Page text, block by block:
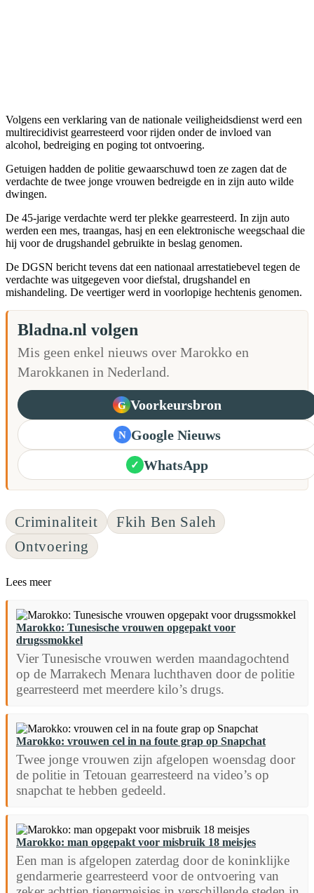
Volgens een verklaring van de nationale veiligheidsdienst werd een
multirecidivist gearresteerd voor rijden onder de invloed van
alcohol, bedreiging en poging tot ontvoering.
Getuigen hadden de politie gewaarschuwd toen ze zagen dat de
verdachte de twee jonge vrouwen bedreigde en in zijn auto wilde
dwingen.
De 45-jarige verdachte werd ter plekke gearresteerd. In zijn auto
werden een mes, traangas, hasj en een elektronische weegschaal die
hij voor de drugshandel gebruikte in beslag genomen.
De DGSN bericht tevens dat een nationaal arrestatiebevel tegen de
verdachte was uitgegeven voor diefstal, drugshandel en
mishandeling. De veertiger werd in voorlopige hechtenis genomen.
Bladna.nl volgen
Mis geen enkel nieuws over Marokko en
Marokkanen in Nederland.
G Voorkeursbron
N Google Nieuws
✓ WhatsApp
Criminaliteit
Fkih Ben Saleh
Ontvoering
Lees meer
Marokko: Tunesische vrouwen opgepakt voor
drugssmokkel
Vier Tunesische vrouwen werden maandagochtend
op de Marrakech Menara luchthaven door de politie
gearresteerd met meerdere kilo’s drugs.
Marokko: vrouwen cel in na foute grap op Snapchat
Twee jonge vrouwen zijn afgelopen woensdag door
de politie in Tetouan gearresteerd na video’s op
snapchat te hebben gedeeld.
Marokko: man opgepakt voor misbruik 18 meisjes
Een man is afgelopen zaterdag door de koninklijke
gendarmerie gearresteerd voor de ontvoering van